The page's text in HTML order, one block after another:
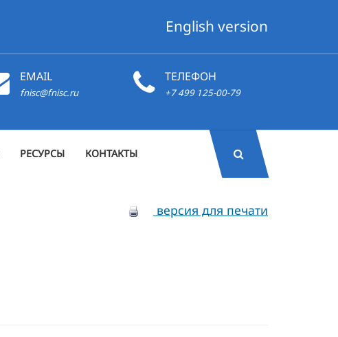
English version
EMAIL
fnisc@fnisc.ru
ТЕЛЕФОН
+7 499 125-00-79
РЕСУРСЫ КОНТАКТЫ
версия для печати